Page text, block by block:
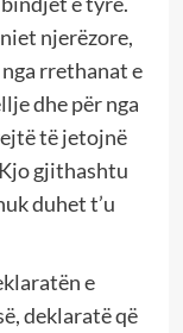
njerëzore,
rrethanat e
dhe për nga
të jetojnë
Kjo gjithashtu
duhet t’u
e
deklaratë që